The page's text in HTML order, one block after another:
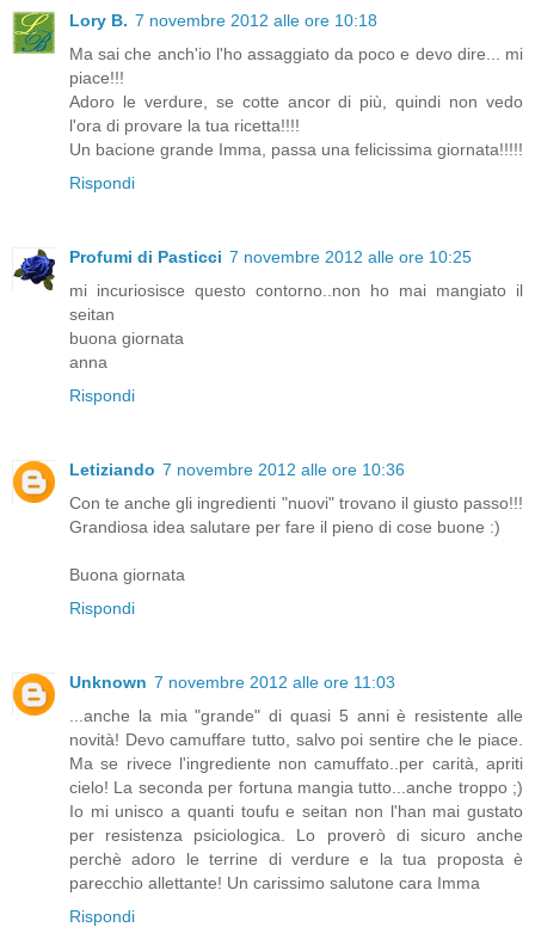
Lory B. 7 novembre 2012 alle ore 10:18
Ma sai che anch'io l'ho assaggiato da poco e devo dire... mi
piace!!!
Adoro le verdure, se cotte ancor di più, quindi non vedo
l'ora di provare la tua ricetta!!!!
Un bacione grande Imma, passa una felicissima giornata!!!!!
Rispondi
Profumi di Pasticci 7 novembre 2012 alle ore 10:25
mi incuriosisce questo contorno..non ho mai mangiato il
seitan
buona giornata
anna
Rispondi
Letiziando 7 novembre 2012 alle ore 10:36
Con te anche gli ingredienti "nuovi" trovano il giusto passo!!!
Grandiosa idea salutare per fare il pieno di cose buone :)
Buona giornata
Rispondi
Unknown 7 novembre 2012 alle ore 11:03
...anche la mia "grande" di quasi 5 anni è resistente alle
novità! Devo camuffare tutto, salvo poi sentire che le piace.
Ma se rivece l'ingrediente non camuffato..per carità, apriti
cielo! La seconda per fortuna mangia tutto...anche troppo ;)
Io mi unisco a quanti toufu e seitan non l'han mai gustato
per resistenza psiciologica. Lo proverò di sicuro anche
perchè adoro le terrine di verdure e la tua proposta è
parecchio allettante! Un carissimo salutone cara Imma
Rispondi